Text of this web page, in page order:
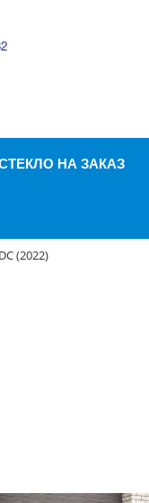
НА ЗАКАЗ
(2022)